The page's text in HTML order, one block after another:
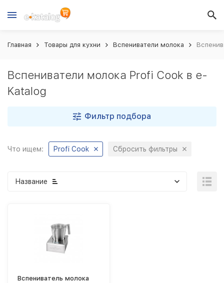
Главная Товары для кухни Вспениватели молока
Вспениватели молока Profi Cook в e-
Katalog
Фильтр подбора
Что ищем: Profi Cook Сбросить фильтры
Название
Вспениватель молока